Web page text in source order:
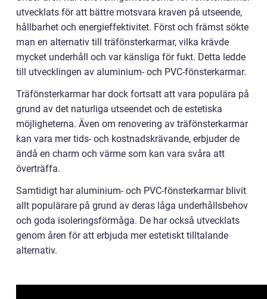
utvecklats för att bättre motsvara kraven på utseende,
hållbarhet och energieffektivitet. Först och främst sökte
man en alternativ till träfönsterkarmar, vilka krävde
mycket underhåll och var känsliga för fukt. Detta ledde
till utvecklingen av aluminium- och PVC-fönsterkarmar.
Träfönsterkarmar har dock fortsatt att vara populära på
grund av det naturliga utseendet och de estetiska
möjligheterna. Även om renovering av träfönsterkarmar
kan vara mer tids- och kostnadskrävande, erbjuder de
ändå en charm och värme som kan vara svåra att
överträffa.
Samtidigt har aluminium- och PVC-fönsterkarmar blivit
allt populärare på grund av deras låga underhållsbehov
och goda isoleringsförmåga. De har också utvecklats
genom åren för att erbjuda mer estetiskt tilltalande
alternativ.